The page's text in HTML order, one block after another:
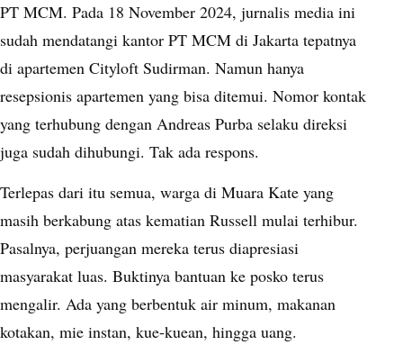
PT MCM. Pada 18 November 2024, jurnalis media ini
sudah mendatangi kantor PT MCM di Jakarta tepatnya
di apartemen Cityloft Sudirman. Namun hanya
resepsionis apartemen yang bisa ditemui. Nomor kontak
yang terhubung dengan Andreas Purba selaku direksi
juga sudah dihubungi. Tak ada respons.
Terlepas dari itu semua, warga di Muara Kate yang
masih berkabung atas kematian Russell mulai terhibur.
Pasalnya, perjuangan mereka terus diapresiasi
masyarakat luas. Buktinya bantuan ke posko terus
mengalir. Ada yang berbentuk air minum, makanan
kotakan, mie instan, kue-kuean, hingga uang.